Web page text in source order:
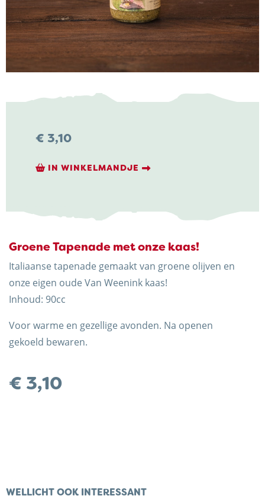
NIEUWS & ACTUALITEITEN
CONTACT
Kaasboerderij Weenink
info@kaasboerderijweenink.nl
Trots op de Achterhoek! | © Kaasboerderij Weenink
€ 3,10
IN WINKELMANDJE
Groene Tapenade met onze kaas!
Italiaanse tapenade gemaakt van groene olijven en
onze eigen oude Van Weenink kaas!
Inhoud: 90cc
Voor warme en gezellige avonden. Na openen
gekoeld bewaren.
€ 3,10
WELLICHT OOK INTERESSANT